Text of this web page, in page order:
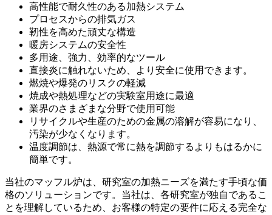
高性能で耐久性のある加熱システム
プロセスからの排気ガス
靭性を高めた頑丈な構造
暖房システムの安全性
多用途、強力、効率的なツール
直接炎に触れないため、より安全に使用できます。
燃焼や爆発のリスクの軽減
焼成や熱処理などの実験室用途に最適
業界のさまざまな分野で使用可能
リサイクルや生産のための金属の溶解が容易になり、
汚染が少なくなります。
温度調節は、熱源で常に熱を調節するよりもはるかに
簡単です。
当社のマッフル炉は、研究室の加熱ニーズを満たす手頃な価
格のソリューションです。当社は、各研究室が独自であるこ
とを理解しているため、お客様の特定の要件に応える完全な